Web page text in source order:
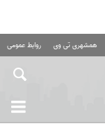
همشهری تی وی روابط عمومی